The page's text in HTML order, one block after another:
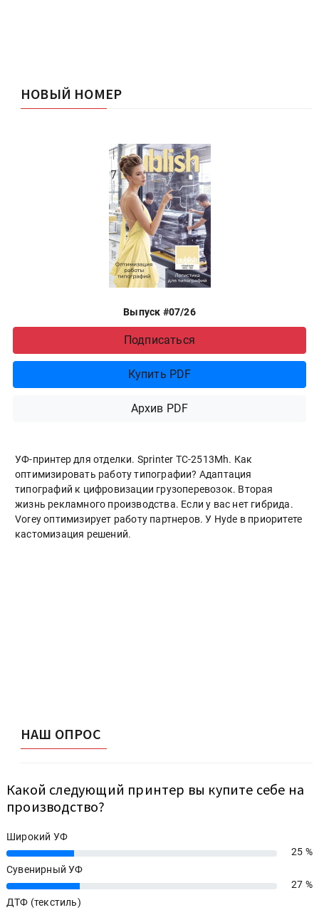
НОВЫЙ НОМЕР
Выпуск #07/26
Подписаться
Купить PDF
Архив PDF
УФ-принтер для отделки. Sprinter ТС-2513Mh. Как
оптимизировать работу типографии? Адаптация
типографий к цифровизации грузоперевозок. Вторая
жизнь рекламного производства. Если у вас нет гибрида.
Vorey оптимизирует работу партнеров. У Hyde в приоритете
кастомизация решений.
НАШ ОПРОС
Какой следующий принтер вы купите себе на
производство?
Широкий УФ
25%
25 %
Сувенирный УФ
27%
27 %
ДТФ (текстиль)